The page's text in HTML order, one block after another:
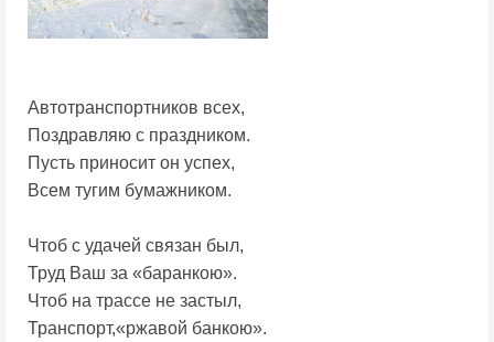
Автотранспортников всех,
Поздравляю с праздником.
Пусть приносит он успех,
Всем тугим бумажником.
Чтоб с удачей связан был,
Труд Ваш за «баранкою».
Чтоб на трассе не застыл,
Транспорт,«ржавой банкою».